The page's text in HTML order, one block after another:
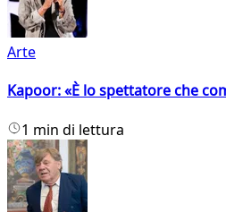
Arte
Kapoor: «È lo spettatore che
1 min di lettura